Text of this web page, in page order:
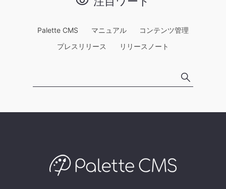
Palette CMS マニュアル
コンテンツ管理
プレスリリース
リリースノート